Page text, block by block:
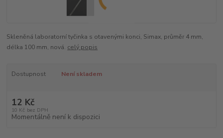
Skleněná laboratorní tyčinka s otavenými konci, Simax, průměr 4 mm,
délka 100 mm, nová. celý popis
Dostupnost Není skladem
12 Kč
10 Kč bez DPH
Momentálně není k dispozici